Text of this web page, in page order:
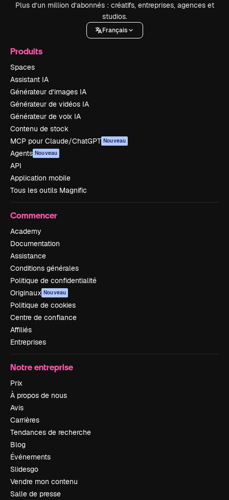
Plus d’un million d’abonnés : créatifs, entreprises, agences et
studios.
Français
Produits
Spaces
Assistant IA
Générateur d’images IA
Générateur de vidéos IA
Générateur de voix IA
Contenu de stock
MCP pour Claude/ChatGPT Nouveau
Agents Nouveau
API
Application mobile
Tous les outils Magnific
Commencer
Academy
Documentation
Assistance
Conditions générales
Politique de confidentialité
Originaux Nouveau
Politique de cookies
Centre de confiance
Affiliés
Entreprises
Notre entreprise
Prix
À propos de nous
Avis
Carrières
Tendances de recherche
Blog
Événements
Slidesgo
Vendre mon contenu
Salle de presse